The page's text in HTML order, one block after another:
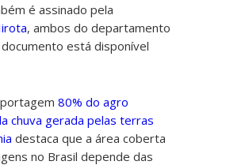
é assinado pela
, ambos do departamento
documento está disponível
80% do agro
chuva gerada pelas terras
destaca que a área coberta
no Brasil depende das